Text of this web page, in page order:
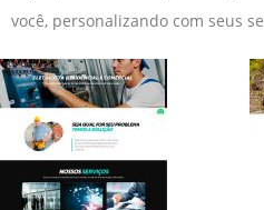
você, personalizando com seus